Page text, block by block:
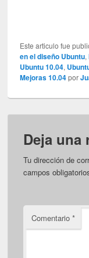
Este articulo fue
en el diseño Ubuntu,
Ubuntu 10.04,
Mejoras 10.04por
Deja una
Tu dirección de
campos
Comentario*